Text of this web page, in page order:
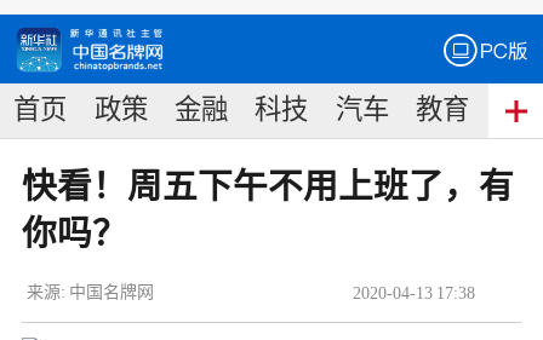
首页 政策 金融 科技 汽车 教育 食
快看！周五下午不用上班了，有
你吗？
2020-04-13 17:38
来源: 中国名牌网